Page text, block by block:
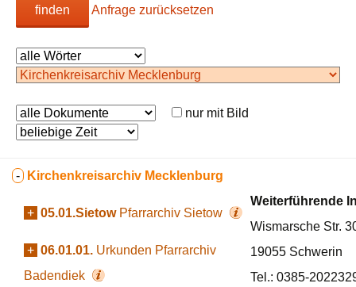
finden Anfrage zurücksetzen
nur mit Bild
- Kirchenkreisarchiv Mecklenburg
+ 05.01.Sietow Pfarrarchiv Sietow
+ 06.01.01. Urkunden Pfarrarchiv
Badendiek
Weiterführende
Wismarsche Str.
19055 Schwerin
Tel.: 0385-